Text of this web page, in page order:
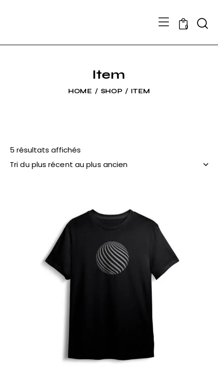
0
Item
HOME SHOP ITEM
5 résultats affichés
plus
ancien